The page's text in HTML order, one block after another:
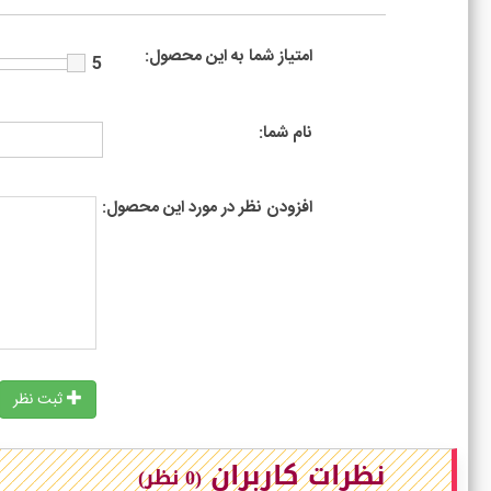
امتیاز شما به این محصول: 5
نام شما:
افزودن نظر در مورد این محصول:
ثبت نظر
نظرات کاربران(0 نظر)